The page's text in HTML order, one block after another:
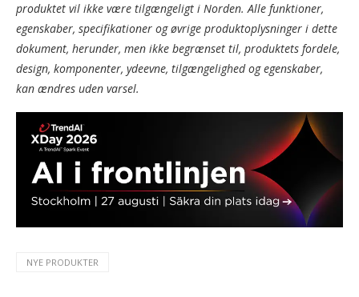
produktet vil ikke være tilgængeligt i Norden. Alle funktioner,
egenskaber, specifikationer og øvrige produktoplysninger i dette
dokument, herunder, men ikke begrænset til, produktets fordele,
design, komponenter, ydeevne, tilgængelighed og egenskaber,
kan ændres uden varsel.
NYE PRODUKTER